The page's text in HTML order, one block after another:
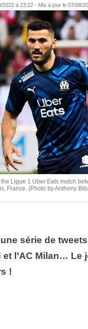
2022 à 23:22 - Mis à jour le 07/08/
Ligue 1 Uber Eats match
France. (Photo by Anthony
série de
et l’AC Milan… Le
!